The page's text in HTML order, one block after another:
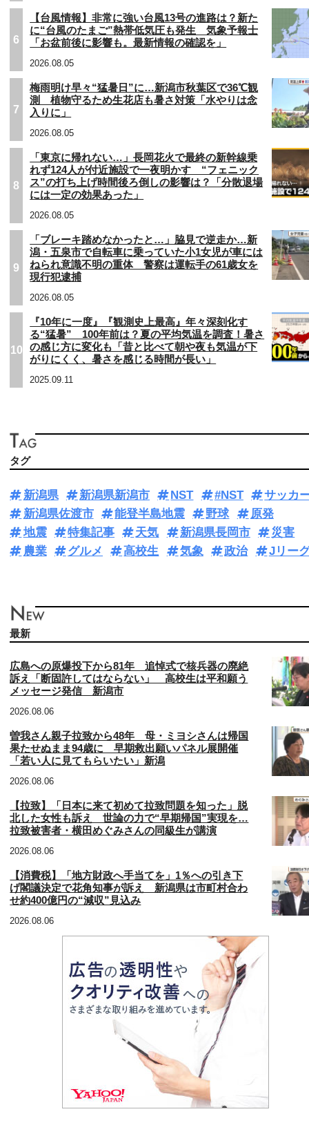
6
【台風情報】非常に強い台風13号の進路は？新た
に“台風のたまご”熱帯低気圧も発生 気象予報士
「お盆前後に影響も。最新情報の確認を」
2026.08.05
7
梅雨明け早々“猛暑日”に…新潟市秋葉区で36℃観
測 植物守るため生花店も暑さ対策「水やりは念
入りに」
2026.08.05
8
「東京に帰れない…」長岡花火で最終の新幹線乗
れず124人が付近施設で一夜明かす “フェニック
ス”の打ち上げ時間後ろ倒しの影響は？「分散退場
には一定の効果あった」
2026.08.05
9
「ブレーキ踏めなかったと…」脇見で逆走か…新
潟・五泉市で自転車に乗っていた小1女児が車には
ねられ意識不明の重体 警察は運転手の61歳女を
現行犯逮捕
2026.08.05
10
『10年に一度』『観測史上最高』年々深刻化す
る“猛暑” 100年前は？夏の平均気温を調査！暑さ
の感じ方に変化も「昔と比べて朝や夜も気温が下
がりにくく、暑さを感じる時間が長い」
2025.09.11
タグ
新潟県 新潟県新潟市 NST #NST
サッカ
新潟県佐渡市
能登半島地震 野球
原発
地震
特集記事 天気 新潟県長岡市
災害
農業
グルメ 高校生 気象 政治 Jリー
最新
広島への原爆投下から81年 追悼式で核兵器の廃絶
訴え「断固許してはならない」 高校生は平和願う
メッセージ発信 新潟市
2026.08.06
曽我さん親子拉致から48年 母・ミヨシさんは帰国
果たせぬまま94歳に 早期救出願いパネル展開催
「若い人に見てもらいたい」新潟
2026.08.06
【拉致】「日本に来て初めて拉致問題を知った」脱
北した女性も訴え 世論の力で“早期帰国”実現を…
拉致被害者・横田めぐみさんの同級生が講演
2026.08.06
【消費税】「地方財政へ手当てを」1％への引き下
げ閣議決定で花角知事が訴え 新潟県は市町村合わ
せ約400億円の“減収”見込み
2026.08.06